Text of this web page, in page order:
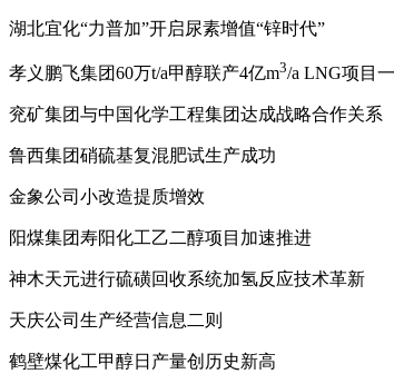
湖北宜化“力普加”开启尿素增值“锌时代”
孝义鹏飞集团60万t/a甲醇联产4亿m3/a LNG项目
兖矿集团与中国化学工程集团达成战略合作关系
鲁西集团硝硫基复混肥试生产成功
金象公司小改造提质增效
阳煤集团寿阳化工乙二醇项目加速推进
神木天元进行硫磺回收系统加氢反应技术革新
天庆公司生产经营信息二则
鹤壁煤化工甲醇日产量创历史新高